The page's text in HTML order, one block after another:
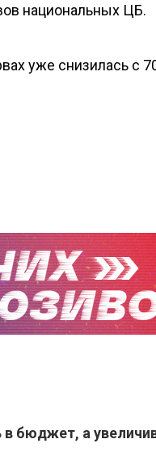
национальных ЦБ.
уже снизилась с
бюджет, а